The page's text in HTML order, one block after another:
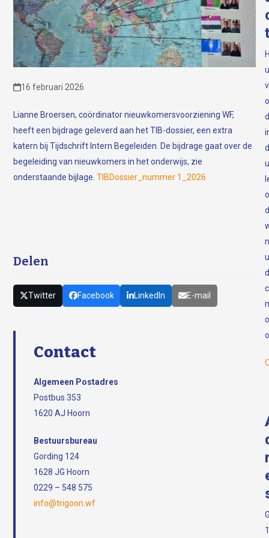
16 februari 2026
Lianne Broersen, coördinator nieuwkomersvoorziening WF,
heeft een bijdrage geleverd aan het TIB-dossier, een extra
katern bij Tijdschrift Intern Begeleiden. De bijdrage gaat over de
begeleiding van nieuwkomers in het onderwijs, zie
onderstaande bijlage.TIBDossier_nummer 1_2026
Delen
Twitter Facebook LinkedIn E-mail
Contact
Algemeen Postadres
Postbus 353
1620 AJ Hoorn
Bestuursbureau
Gording 124
1628 JG Hoorn
0229 – 548 575
info@trigoon.wf
u
u
u